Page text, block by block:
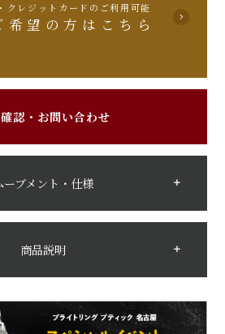
クレジットカードのご利用可能
希望の方はこちら
認・お問い合わせ
ーブメント・仕様
商品説明